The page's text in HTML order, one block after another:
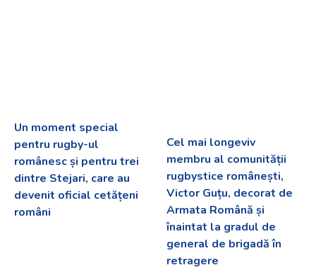
Un moment special
pentru rugby-ul
românesc și pentru trei
dintre Stejari, care au
devenit oficial cetățeni
români
Cel mai longeviv
membru al comunității
rugbystice românești,
Victor Guțu, decorat de
Armata Română și
înaintat la gradul de
general de brigadă în
retragere